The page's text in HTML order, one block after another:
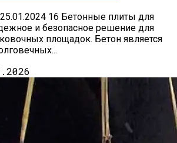
16 Бетонные плиты для
и безопасное решение для
площадок. Бетон является